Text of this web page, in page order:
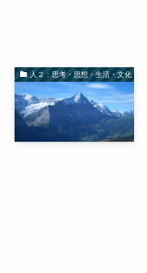
人２：思考・思想・生活・文化